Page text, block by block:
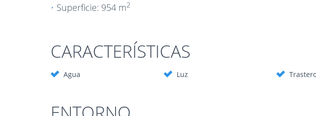
Superficie: 954 m2
CARACTERÍSTICAS
Agua Luz